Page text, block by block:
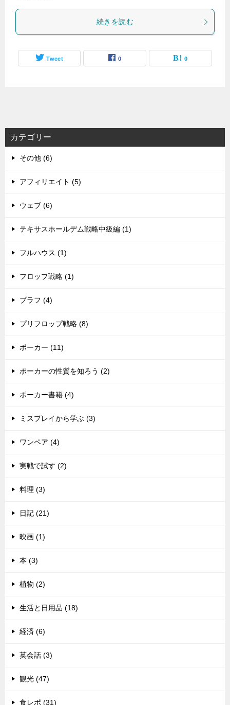
続きを読む
Tweet 0 0
カテゴリー
その他 (6)
アフィリエイト (5)
ウェブ (6)
テキサスホールデム戦略中級編 (1)
フルハウス (1)
フロップ戦略 (1)
ブラフ (4)
プリフロップ戦略 (8)
ポーカー (11)
ポーカーの性質を知ろう (2)
ポーカー書籍 (4)
ミスプレイから学ぶ (3)
ワンペア (4)
実戦で試す (2)
料理 (3)
日記 (21)
映画 (1)
本 (3)
植物 (2)
生活と日用品 (18)
経済 (6)
英会話 (3)
観光 (47)
食レポ (31)